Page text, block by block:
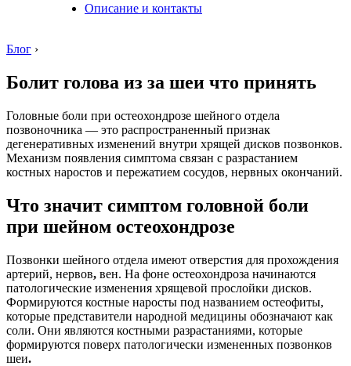
Описание и контакты
Блог ›
Болит голова из за шеи что принять
Головные боли при остеохондрозе шейного отдела
позвоночника — это распространенный признак
дегенеративных изменений внутри хрящей дисков позвонков.
Механизм появления симптома связан с разрастанием
костных наростов и пережатием сосудов, нервных окончаний.
Что значит симптом головной боли
при шейном остеохондрозе
Позвонки шейного отдела имеют отверстия для прохождения
артерий, нервов, вен. На фоне остеохондроза начинаются
патологические изменения хрящевой прослойки дисков.
Формируются костные наросты под названием остеофиты,
которые представители народной медицины обозначают как
соли. Они являются костными разрастаниями, которые
формируются поверх патологически измененных позвонков
шеи.